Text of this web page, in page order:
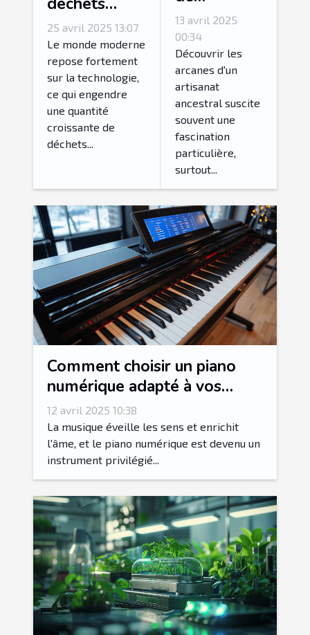
électroniques
solutions
innovantes
pour un futur
durable
25 avril 2025 13:07
Le monde moderne
repose fortement
sur la technologie,
ce qui engendre
une quantité
croissante de
déchets...
fabrication
du vin de
prune
japonais et
ses
bienfaits
13 avril 2025
00:34
Découvrir les
arcanes d'un
artisanat
ancestral suscite
souvent une
fascination
particulière,
surtout...
Comment choisir un piano
numérique adapté à vos
besoins ?
12 avril 2025 10:38
La musique éveille les sens et enrichit
l'âme, et le piano numérique est devenu un
instrument privilégié...